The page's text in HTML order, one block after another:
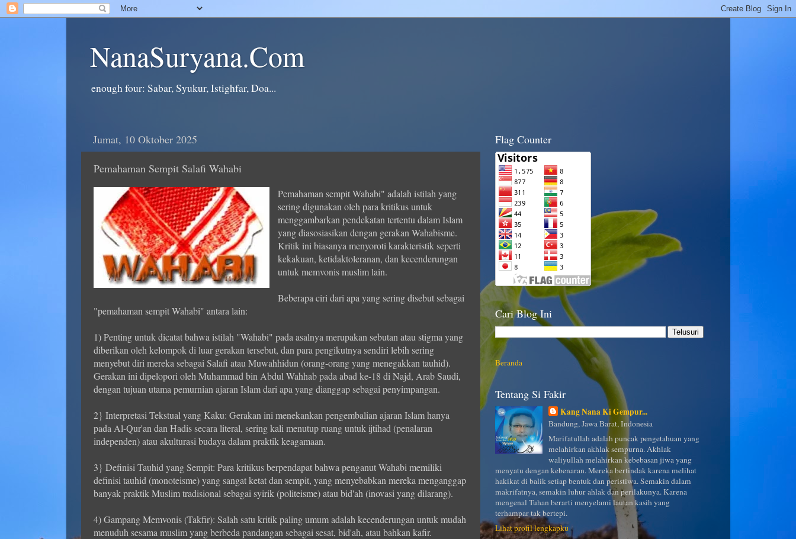
NanaSuryana.Com
enough four: Sabar, Syukur, Istighfar, Doa...
Jumat, 10 Oktober 2025
Pemahaman Sempit Salafi Wahabi
Pemahaman sempit Wahabi" adalah istilah yang
sering digunakan oleh para kritikus untuk
menggambarkan pendekatan tertentu dalam Islam
yang diasosiasikan dengan gerakan Wahabisme.
Kritik ini biasanya menyoroti karakteristik seperti
kekakuan, ketidaktoleranan, dan kecenderungan
untuk memvonis muslim lain.
Beberapa ciri dari apa yang sering disebut sebagai
"pemahaman sempit Wahabi" antara lain:
1) Penting untuk dicatat bahwa istilah "Wahabi" pada asalnya merupakan sebutan atau stigma yang
diberikan oleh kelompok di luar gerakan tersebut, dan para pengikutnya sendiri lebih sering
menyebut diri mereka sebagai Salafi atau Muwahhidun (orang-orang yang menegakkan tauhid).
Gerakan ini dipelopori oleh Muhammad bin Abdul Wahhab pada abad ke-18 di Najd, Arab Saudi,
dengan tujuan utama pemurnian ajaran Islam dari apa yang dianggap sebagai penyimpangan.
2} Interpretasi Tekstual yang Kaku: Gerakan ini menekankan pengembalian ajaran Islam hanya
pada Al-Qur'an dan Hadis secara literal, sering kali menutup ruang untuk ijtihad (penalaran
independen) atau akulturasi budaya dalam praktik keagamaan.
3} Definisi Tauhid yang Sempit: Para kritikus berpendapat bahwa penganut Wahabi memiliki
definisi tauhid (monoteisme) yang sangat ketat dan sempit, yang menyebabkan mereka menganggap
banyak praktik Muslim tradisional sebagai syirik (politeisme) atau bid'ah (inovasi yang dilarang).
4) Gampang Memvonis (Takfir): Salah satu kritik paling umum adalah kecenderungan untuk mudah
menuduh sesama muslim yang berbeda pandangan sebagai sesat, bid'ah, atau bahkan kafir.
Flag Counter
Cari Blog Ini
Beranda
Tentang Si Fakir
Kang Nana Ki Gempur...
Bandung, Jawa Barat, Indonesia
Marifatullah adalah puncak pengetahuan yang
melahirkan akhlak sempurna. Akhlak
waliyullah melahirkan kebebasan jiwa yang
menyatu dengan kebenaran. Mereka bertindak karena melihat
hakikat di balik setiap bentuk dan peristiwa. Semakin dalam
makrifatnya, semakin luhur ahlak dan perilakunya. Karena
mengenal Tuhan berarti menyelami lautan kasih yang
terhampar tak bertepi.
Lihat profil lengkapku